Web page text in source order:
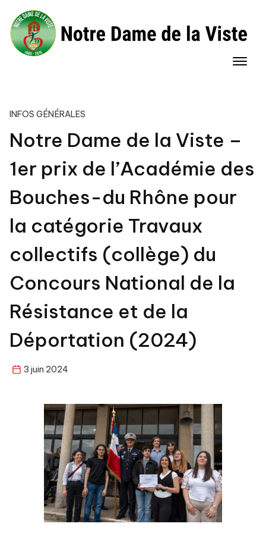
content
INFOS GÉNÉRALES
Notre Dame de la Viste –
1er prix de l’Académie des
Bouches-du Rhône pour
la catégorie Travaux
collectifs (collège) du
Concours National de la
Résistance et de la
Déportation (2024)
3 juin 2024